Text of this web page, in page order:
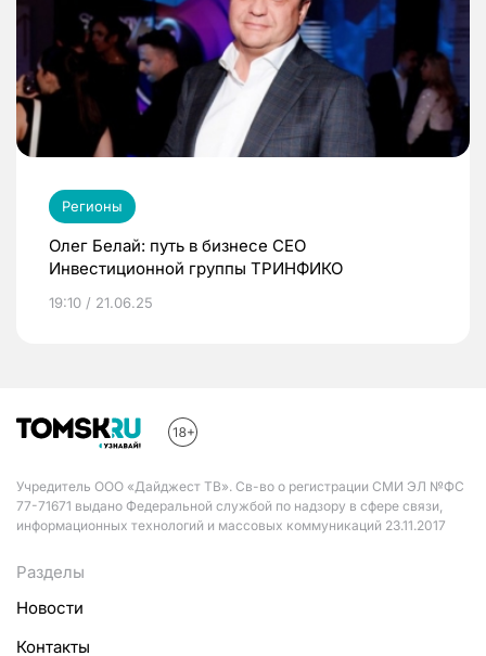
Регионы
Олег Белай: путь в бизнесе CEO
Инвестиционной группы ТРИНФИКО
19:10 / 21.06.25
Учредитель ООО «Дайджест ТВ». Св-во о регистрации СМИ ЭЛ №ФС
77-71671 выдано Федеральной службой по надзору в сфере связи,
информационных технологий и массовых коммуникаций 23.11.2017
Разделы
Новости
Контакты